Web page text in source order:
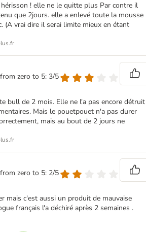
! elle ne le quitte plus Par contre il
que 2jours. elle a enlevé toute la mousse
(A vrai dire il serai limite mieux en étant
zero to 5: 3/5
bull de 2 mois. Elle ne l'a pas encore détruit
Mais le pouetpouet n'a pas durer
mais au bout de 2 jours ne
zero to 5: 2/5
mais c'est aussi un produit de mauvaise
français l'a déchiré après 2 semaines .